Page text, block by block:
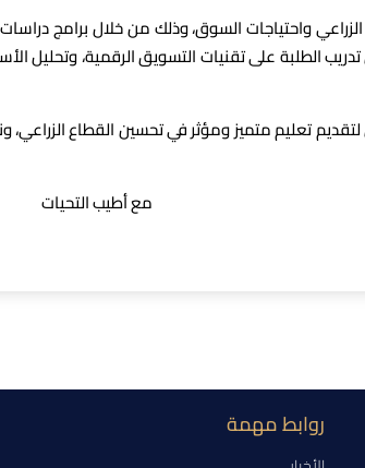
واحتياجات السوق، وذلك من خلال برامج
الطلبة على تقنيات التسويق الرقمية، وتحليل
تعليم متميز ومؤثر في تحسين القطاع
مع أطيب التحيات
روابط مهمة